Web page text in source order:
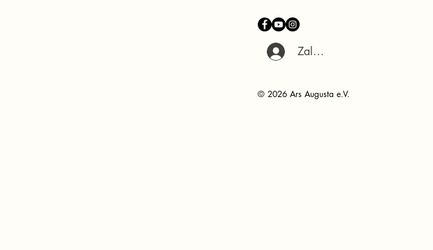
Zaloguj się
© 2026 Ars Augusta e.V.